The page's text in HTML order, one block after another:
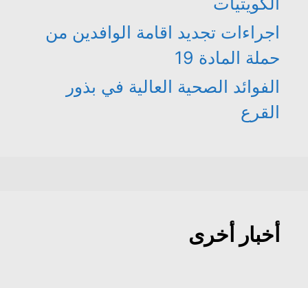
اجراءات تجديد اقامة الوافدين من
حملة المادة 19
الفوائد الصحية العالية في بذور
القرع
أخبار أخرى